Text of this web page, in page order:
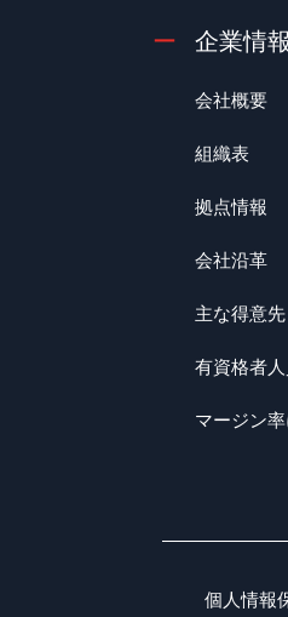
企業情
会社概要
組織表
拠点情報
会社沿革
主な得意先
有資格者
マージン
個人情報